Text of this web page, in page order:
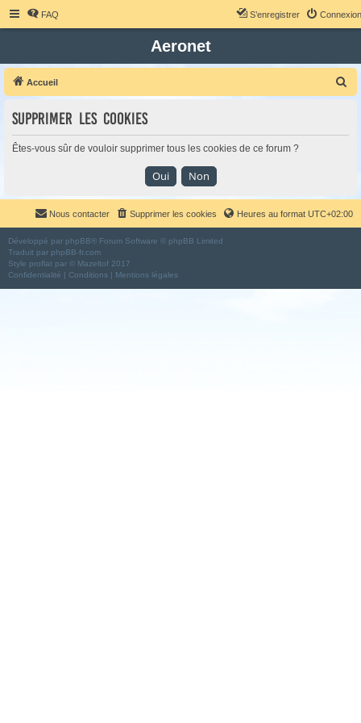
FAQ Connexion
S’enregistrer
Aeronet
Accueil
c
h
Supprimer les cookies
Êtes-vous sûr de vouloir supprimer tous les cookies de ce forum ?
Heures au format UTC+02:00
Supprimer les cookies
Nous contacter
Développé par phpBB® Forum Software © phpBB Limited
Traduit par phpBB-fr.com
Style proflat par © Mazeltof 2017
Confidentialité | Conditions | Mentions légales